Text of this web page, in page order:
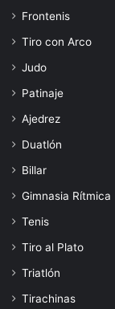
Frontenis
Tiro con Arco
Judo
Patinaje
Ajedrez
Duatlón
Billar
Gimnasia Rítmica
Tenis
Tiro al Plato
Triatlón
Tirachinas